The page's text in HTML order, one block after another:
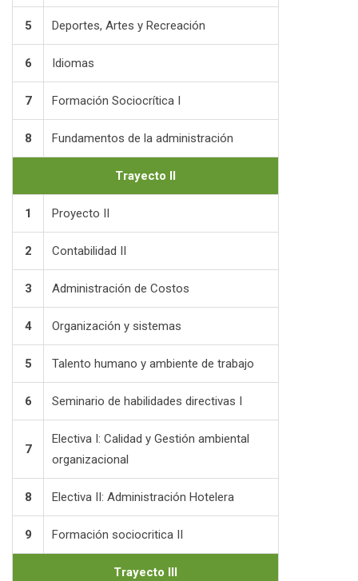
5 Deportes, Artes y Recreación
6 Idiomas
7 Formación Sociocrítica I
8 Fundamentos de la administración
Trayecto II
1 Proyecto II
2 Contabilidad II
3 Administración de Costos
4 Organización y sistemas
5 Talento humano y ambiente de trabajo
6 Seminario de habilidades directivas I
7
Electiva I: Calidad y Gestión ambiental
organizacional
8 Electiva II: Administración Hotelera
9 Formación sociocritica II
Trayecto III